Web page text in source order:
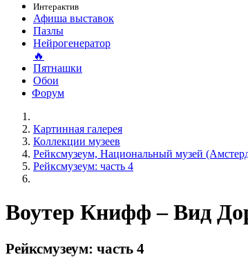
Интерактив
Афиша выставок
Пазлы
Нейрогенератор
🔥
Пятнашки
Обои
Форум
Картинная галерея
Коллекции музеев
Рейксмузеум, Национальный музей
Рейксмузеум: часть 4
Воутер Книфф – Вид
Рейксмузеум: часть 4